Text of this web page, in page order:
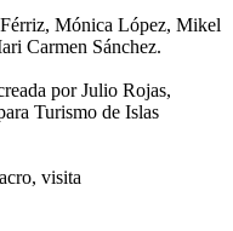
Mónica López, Mikel
Carmen Sánchez.
por Julio Rojas,
Turismo de Islas
visita